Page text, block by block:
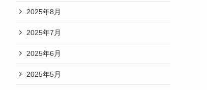
2025年8月
2025年7月
2025年6月
2025年5月